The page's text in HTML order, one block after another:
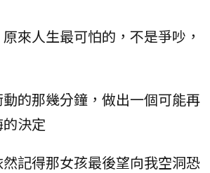
來人生最可怕的，不是爭吵，
的那幾分鐘，做出一個可能再
決定
記得那女孩最後望向我空洞恐